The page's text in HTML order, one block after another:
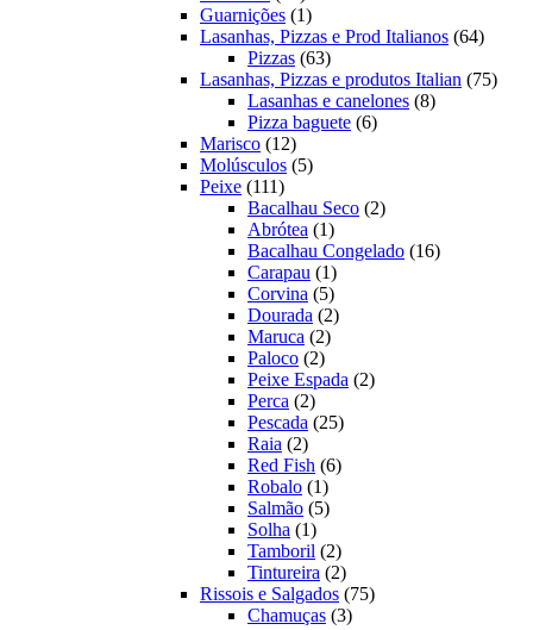
produtos
Guarnições 11
produto
Lasanhas, Pizzas e Prod Italianos 6464
Pizzas 6363
produtos
Lasanhas, Pizzas e produtos Italian 7575
Lasanhas e canelones 88
Pizza baguete 66
Marisco 1212
produtos
Molúsculos 55
Peixe 111111
produtos
Bacalhau Seco 22
Abrótea 11
produto
Bacalhau Congelado 1616
Carapau 11
produto
Corvina 55
produtos
Dourada 22
Maruca 22
produtos
Paloco 22
produtos
Peixe Espada 22
Perca 22
produtos
Pescada 2525
Raia 22
produtos
Red Fish 66
Robalo 11
produto
Salmão 55
Solha 11
produto
Tamboril 22
produtos
Tintureira 22
produtos
Rissois e Salgados 7575
Chamuças 33